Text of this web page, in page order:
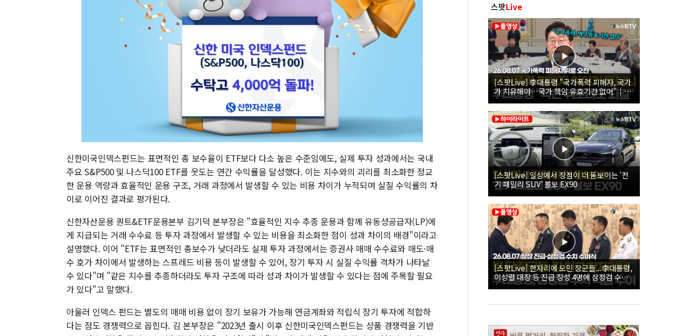
신한미국인덱스펀드는 표면적인 총 보수율이 ETF보다 다소 높은 수준임에도, 실제 투자 성과에서는 국내
주요 S&P500 및 나스닥100 ETF를 웃도는 연간 수익률을 달성했다. 이는 지수와의 괴리를 최소화한 정교
한 운용 역량과 효율적인 운용 구조, 거래 과정에서 발생할 수 있는 비용 차이가 누적되며 실질 수익률의 차
이로 이어진 결과로 평가된다.
신한자산운용 퀀트&ETF운용본부 김기덕 본부장은 "효율적인 지수 추종 운용과 함께 유동성공급자(LP)에
게 지급되는 거래 수수료 등 투자 과정에서 발생할 수 있는 비용을 최소화한 점이 성과 차이의 배경"이라고
설명했다. 이어 "ETF는 표면적인 총보수가 낮더라도 실제 투자 과정에서는 증권사 매매 수수료와 매도·매
수 호가 차이에서 발생하는 스프레드 비용 등이 발생할 수 있어, 장기 투자 시 실질 수익률 격차가 나타날
수 있다"며 "같은 지수를 추종하더라도 투자 구조에 따라 성과 차이가 발생할 수 있다는 점에 주목할 필요
가 있다"고 말했다.
아울러 인덱스 펀드는 별도의 매매 비용 없이 장기 보유가 가능해 연금계좌와 적립식 장기 투자에 적합하
다는 점도 경쟁력으로 꼽힌다. 김 본부장은 "2023년 출시 이후 신한미국인덱스펀드는 상품 경쟁력을 기반
스팟Live
[스팟Live] 李대통령 "국가폭력 피해자, 국가
가 치유해야…국가 책임 유효기간 없어"｜
26.08.07 국가폭력 피해자 위로 오찬
[스팟Live] 일상에서 장점이 더 돋보이는 '전
기 패밀리 SUV' 볼보 EX90
[스팟Live] 한자리에 모인 장군들...李대통령,
이상렬 대장 등 진급 장성 4명에 삼정검 수치
직접 수여｜26.08.07 장성 진급·삼정검 수치